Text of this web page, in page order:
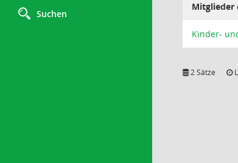
Suchen
Mitglieder
Kinder-
2 Sätze